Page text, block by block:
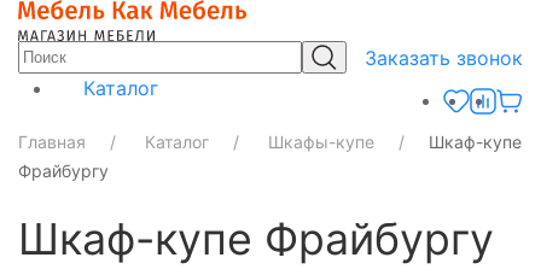
Заказать звонок
Каталог
Главная Каталог Шкафы-купе
Шкаф-купе
Фрайбургу
Шкаф-купе Фрайбургу